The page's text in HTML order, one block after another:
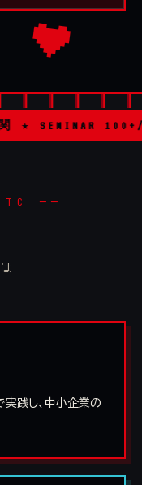
YEAR ★
──
践し、中小企業の